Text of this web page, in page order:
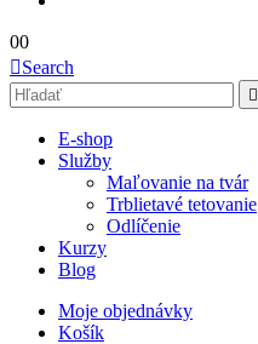
00
Search
E-shop
Služby
Maľovanie na tvár
Trblietavé tetovanie
Odlíčenie
Kurzy
Blog
Moje objednávky
Košík